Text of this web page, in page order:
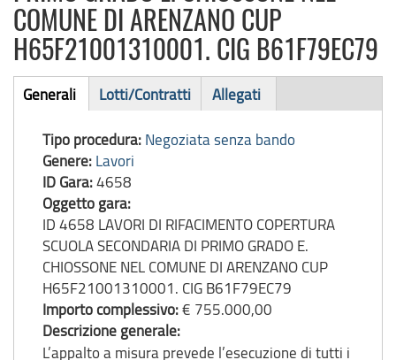
COMUNE DI ARENZANO CUP
H65F21001310001. CIG B61F79EC79
Bando
gara
Generali
attiva)
Lotti/Contratti Allegati
Tipo procedura: Negoziata senza bando
Genere: Lavori
ID Gara:4658
Oggetto gara:
ID 4658 LAVORI DI RIFACIMENTO COPERTURA
SCUOLA SECONDARIA DI PRIMO GRADO E.
CHIOSSONE NEL COMUNE DI ARENZANO CUP
H65F21001310001. CIG B61F79EC79
Importo complessivo:€ 755.000,00
Descrizione generale:
L’appalto a misura prevede l’esecuzione di tutti i